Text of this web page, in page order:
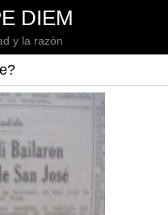
DIEM
y la razón